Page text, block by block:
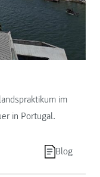
im
in Portugal.
Blog